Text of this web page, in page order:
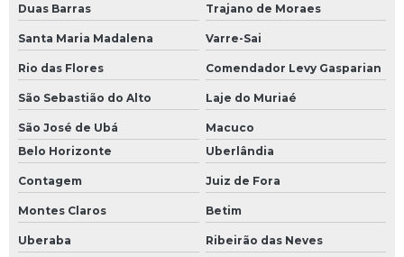
Duas Barras Trajano de Moraes
Santa Maria Madalena Varre-Sai
Rio das Flores Comendador Levy Gasparian
São Sebastião do Alto Laje do Muriaé
São José de Ubá
Macuco
Belo Horizonte
Uberlândia
Contagem Juiz de Fora
Montes Claros Betim
Uberaba Ribeirão das Neves